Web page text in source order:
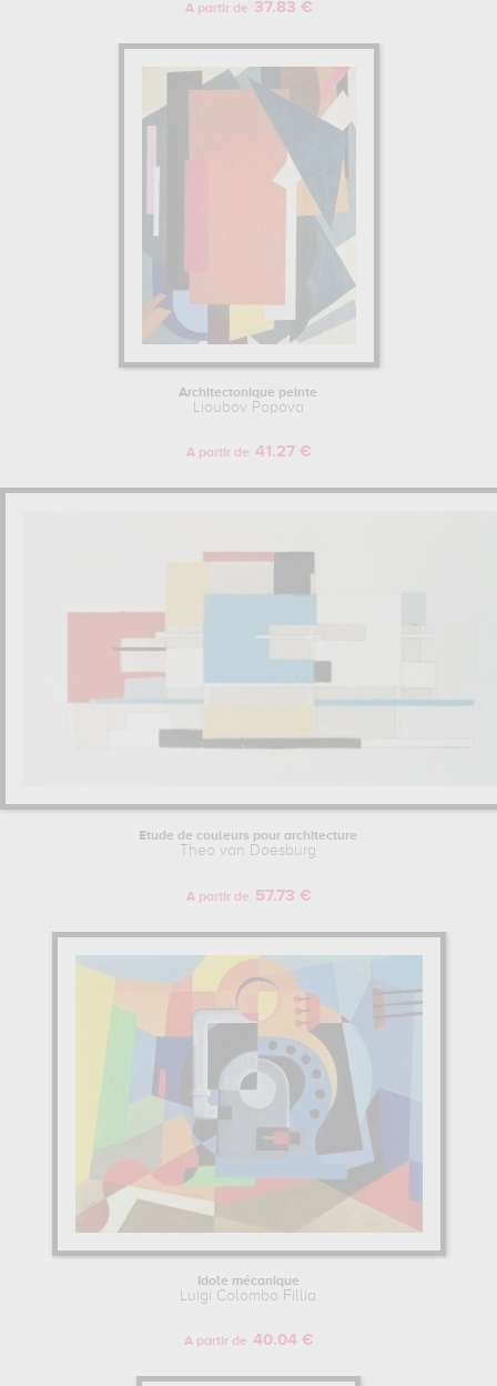
A partir de 37.83 €
Architectonique peinte
Lioubov Popova
A partir de 41.27 €
Etude de couleurs pour architecture
Theo van Doesburg
A partir de 57.73 €
Idole mécanique
Luigi Colombo Fillia
A partir de 40.04 €